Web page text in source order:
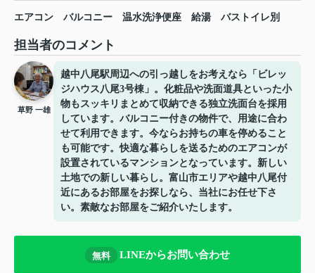
エアコン バルコニー 温水洗浄便座 給湯 バストイレ別
担当者のコメント
草野 一雄
越中八尾駅周辺への引っ越しをお考えなら「ビレッ
ジハウス八尾3号棟」。化粧品や洗面道具といった小
物もスッキリまとめて収納できる独立洗面台を採用
しています。バルコニー付きの物件で、用途に合わ
せて利用できます。今ならお持ちの車を停めること
も可能です。快適な暮らしを送るためのエアコンが
設置されているマンションとなっています。新しい
土地での新しい暮らし。富山市エリアや越中八尾付
近にあるお部屋をお探しなら、当社にお任せ下さ
い。素敵なお部屋をご紹介いたします。
無料 LINEからお問い合わせ